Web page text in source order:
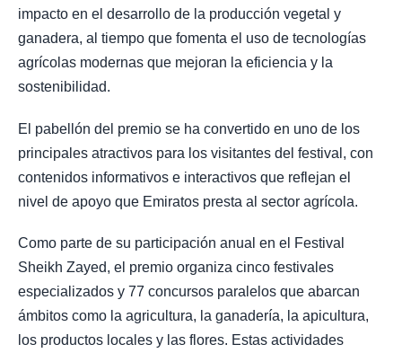
impacto en el desarrollo de la producción vegetal y
ganadera, al tiempo que fomenta el uso de tecnologías
agrícolas modernas que mejoran la eficiencia y la
sostenibilidad.
El pabellón del premio se ha convertido en uno de los
principales atractivos para los visitantes del festival, con
contenidos informativos e interactivos que reflejan el
nivel de apoyo que Emiratos presta al sector agrícola.
Como parte de su participación anual en el Festival
Sheikh Zayed, el premio organiza cinco festivales
especializados y 77 concursos paralelos que abarcan
ámbitos como la agricultura, la ganadería, la apicultura,
los productos locales y las flores. Estas actividades